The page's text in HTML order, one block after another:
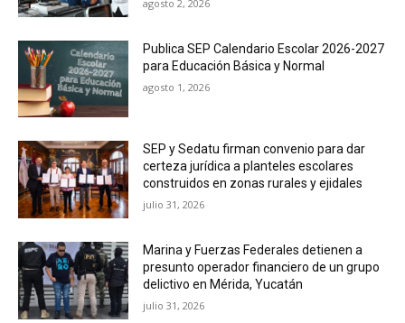
agosto 2, 2026
Publica SEP Calendario Escolar 2026-2027
para Educación Básica y Normal
agosto 1, 2026
SEP y Sedatu firman convenio para dar
certeza jurídica a planteles escolares
construidos en zonas rurales y ejidales
julio 31, 2026
Marina y Fuerzas Federales detienen a
presunto operador financiero de un grupo
delictivo en Mérida, Yucatán
julio 31, 2026